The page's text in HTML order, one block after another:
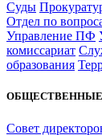
Суды
Отдел по
Управление ПФ
комиссариат
образования
Совет